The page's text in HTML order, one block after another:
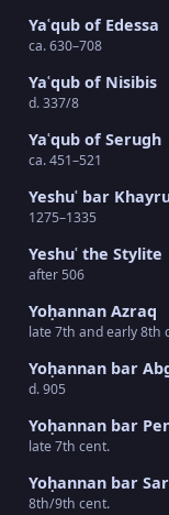
Yaʿqub of Edessa
ca. 630–708
Yaʿqub of Nisibis
d. 337/8
Yaʿqub of Serugh
ca. 451–521
Yeshuʿ bar
1275–1335
Yeshuʿ the Stylite
after 506
Yoḥannan Azraq
late 7th and early 8th
Yoḥannan bar
d. 905
Yoḥannan bar
late 7th cent.
Yoḥannan bar
8th/9th cent.